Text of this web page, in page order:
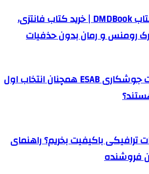
فروشگاه کتاب DMDBook | خرید کتاب فانتزی،
رومنس و رمان بدون حذفیات
چرا محصولات جوشکاری ESAB همچنان انتخاب اول
ترافیکی باکیفیت بخریم؟ راهنمای
فروشنده